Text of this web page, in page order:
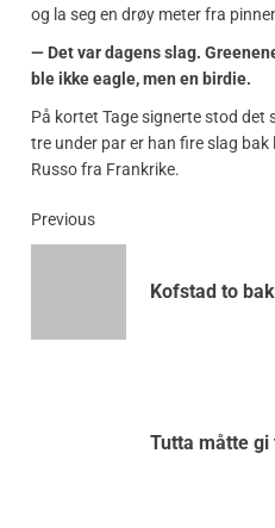
og la seg en drøy meter fra
— Det var dagens slag.
ble ikke eagle, men en birdie.
På kortet Tage signerte stod det
tre under par er han fire slag bak
Russo fra Frankrike.
Previous
Kofstad to
Tutta måtte